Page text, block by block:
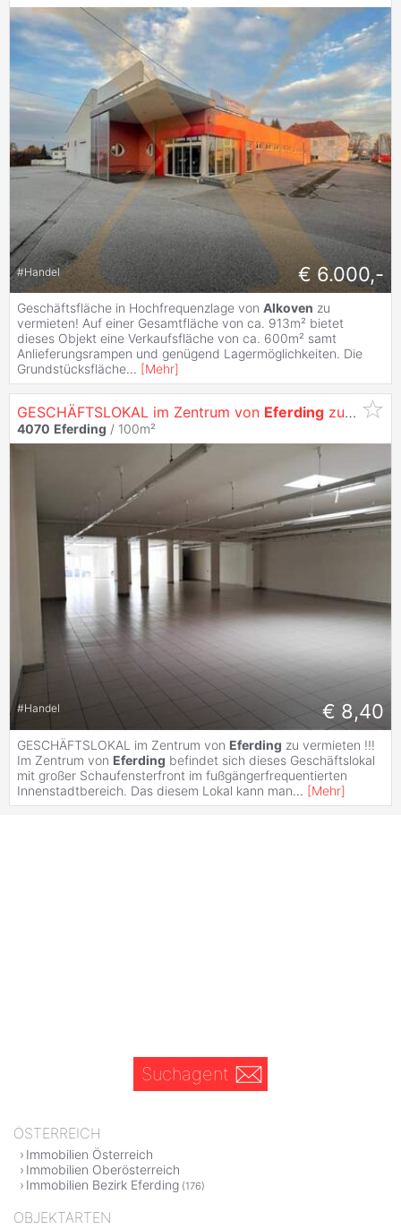
#Handel € 6.000,-
Geschäftsfläche in Hochfrequenzlage von Alkoven zu
vermieten! Auf einer Gesamtfläche von ca. 913m² bietet
dieses Objekt eine Verkaufsfläche von ca. 600m² samt
Anlieferungsrampen und genügend Lagermöglichkeiten. Die
Grundstücksfläche... [Mehr]
GESCHÄFTSLOKAL im Zentrum von Eferding zu vermieten !!!
4070 Eferding / 100m²
#Handel € 8,40
GESCHÄFTSLOKAL im Zentrum von Eferding zu vermieten !!!
Im Zentrum von Eferding befindet sich dieses Geschäftslokal
mit großer Schaufensterfront im fußgängerfrequentierten
Innenstadtbereich. Das diesem Lokal kann man... [Mehr]
Suchagent
ÖSTERREICH
Immobilien Österreich
Immobilien Oberösterreich
Immobilien Bezirk Eferding (176)
OBJEKTARTEN